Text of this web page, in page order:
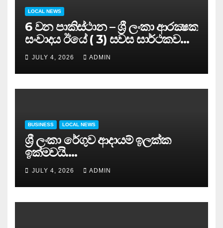
LOCAL NEWS
6 වන පාකිස්ථාන – ශ්‍රී ලංකා ආරක්‍ෂක
සංවාදය ඊයේ ( 3) සවස සාර්ථකව
අවසන් කරයි..
JULY 4, 2026 ADMIN
BUSINESS LOCAL NEWS
ශ්‍රී ලංකා රේගුව ආදායම් ඉලක්ක
ඉක්මවයි….
JULY 4, 2026 ADMIN